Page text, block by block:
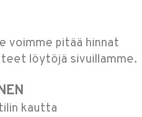
voimme pitää hinnat
teet löytöjä sivuillamme.
kautta